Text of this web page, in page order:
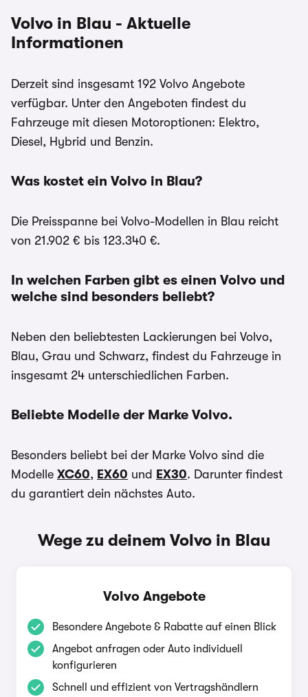
Volvo in Blau - Aktuelle
Informationen
Derzeit sind insgesamt 192 Volvo Angebote
verfügbar. Unter den Angeboten findest du
Fahrzeuge mit diesen Motoroptionen: Elektro,
Diesel, Hybrid und Benzin.
Was kostet ein Volvo in Blau?
Die Preisspanne bei Volvo-Modellen in Blau reicht
von 21.902 € bis 123.340 €.
In welchen Farben gibt es einen Volvo und
welche sind besonders beliebt?
Neben den beliebtesten Lackierungen bei Volvo,
Blau, Grau und Schwarz, findest du Fahrzeuge in
insgesamt 24 unterschiedlichen Farben.
Beliebte Modelle der Marke Volvo.
Besonders beliebt bei der Marke Volvo sind die
Modelle XC60, EX60 und EX30. Darunter findest
du garantiert dein nächstes Auto.
Wege zu deinem Volvo in Blau
Volvo Angebote
Besondere Angebote & Rabatte auf einen Blick
Angebot anfragen oder Auto individuell
konfigurieren
Schnell und effizient von Vertragshändlern